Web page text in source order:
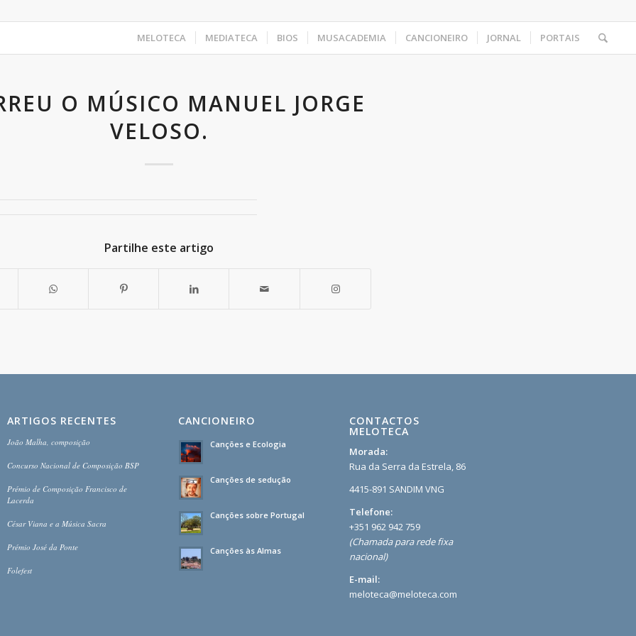
MELOTECA MEDIATECA BIOS MUSACADEMIA CANCIONEIRO JORNAL PORTAIS
O MÚSICO MANUEL JORGE
VELOSO.
Partilhe este artigo
ARTIGOS RECENTES
João Malha, composição
Concurso Nacional de Composição BSP
Prémio de Composição Francisco de
Lacerda
César Viana e a Música Sacra
Prémio José da Ponte
Folefest
CANCIONEIRO
Canções e Ecologia
Canções de sedução
Canções sobre Portugal
Canções às Almas
CONTACTOS
MELOTECA
Morada:
Rua da Serra da Estrela, 86
4415-891 SANDIM VNG
Telefone:
+351 962 942 759
(Chamada para rede fixa
nacional)
E-mail:
meloteca@meloteca.com